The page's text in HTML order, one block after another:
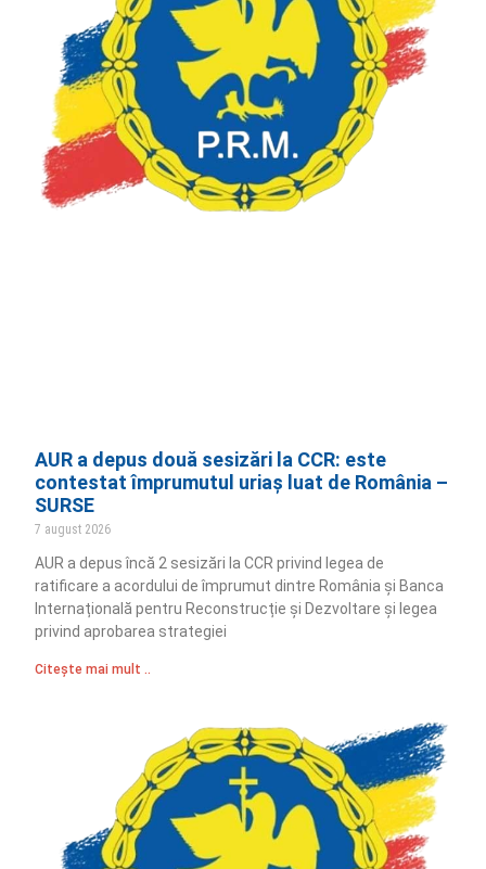
AUR a depus două sesizări la CCR: este
contestat împrumutul uriaș luat de România –
SURSE
7 august 2026
AUR a depus încă 2 sesizări la CCR privind legea de
ratificare a acordului de împrumut dintre România și Banca
Internațională pentru Reconstrucție și Dezvoltare și legea
privind aprobarea strategiei
Citește mai mult ..